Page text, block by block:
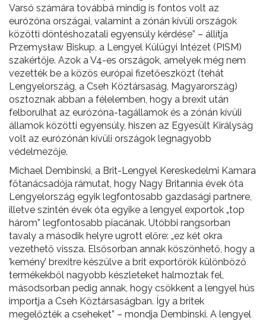
Varsó számára továbbá mindig is fontos volt az
eurózóna országai, valamint a zónán kívüli országok
közötti döntéshozatali egyensúly kérdése” – állítja
Przemysław Biskup, a Lengyel Külügyi Intézet (PISM)
szakértője. Azok a V4-es országok, amelyek még nem
vezették be a közös európai fizetőeszközt (tehát
Lengyelország, a Cseh Köztársaság, Magyarország)
osztoznak abban a félelemben, hogy a brexit után
felborulhat az eurózóna-tagállamok és a zónán kívüli
államok közötti egyensúly, hiszen az Egyesült Királyság
volt az eurózónán kívüli országok legnagyobb
védelmezője.
Michael Dembinski, a Brit-Lengyel Kereskedelmi Kamara
főtanácsadója rámutat, hogy Nagy Britannia évek óta
Lengyelország egyik legfontosabb gazdasági partnere,
illetve szintén évek óta egyike a lengyel exportok „top
három” legfontosabb piacának. Utóbbi rangsorban
tavaly a második helyre ugrott előre: „ez két okra
vezethető vissza. Elsősorban annak köszönhető, hogy a
’kemény’ brexitre készülve a brit exportőrök különböző
termékekből nagyobb készleteket halmoztak fel,
másodsorban pedig annak, hogy csökkent a lengyel hús
importja a Cseh Köztársaságban. Így a britek
megelőzték a cseheket” – mondja Dembinski. A lengyel